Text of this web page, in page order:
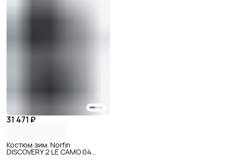
31 471 ₽
Костюм зим. Norfin
DISCOVERY 2 LE CAMO 04